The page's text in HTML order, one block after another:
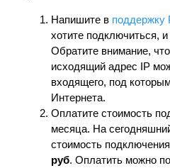
Напишите в поддержку
хотите подключиться,
Обратите внимание,
исходящий адрес IP
входящего, под
Интернета.
Оплатите стоимость
месяца. На
стоимость
руб. Оплатить можно